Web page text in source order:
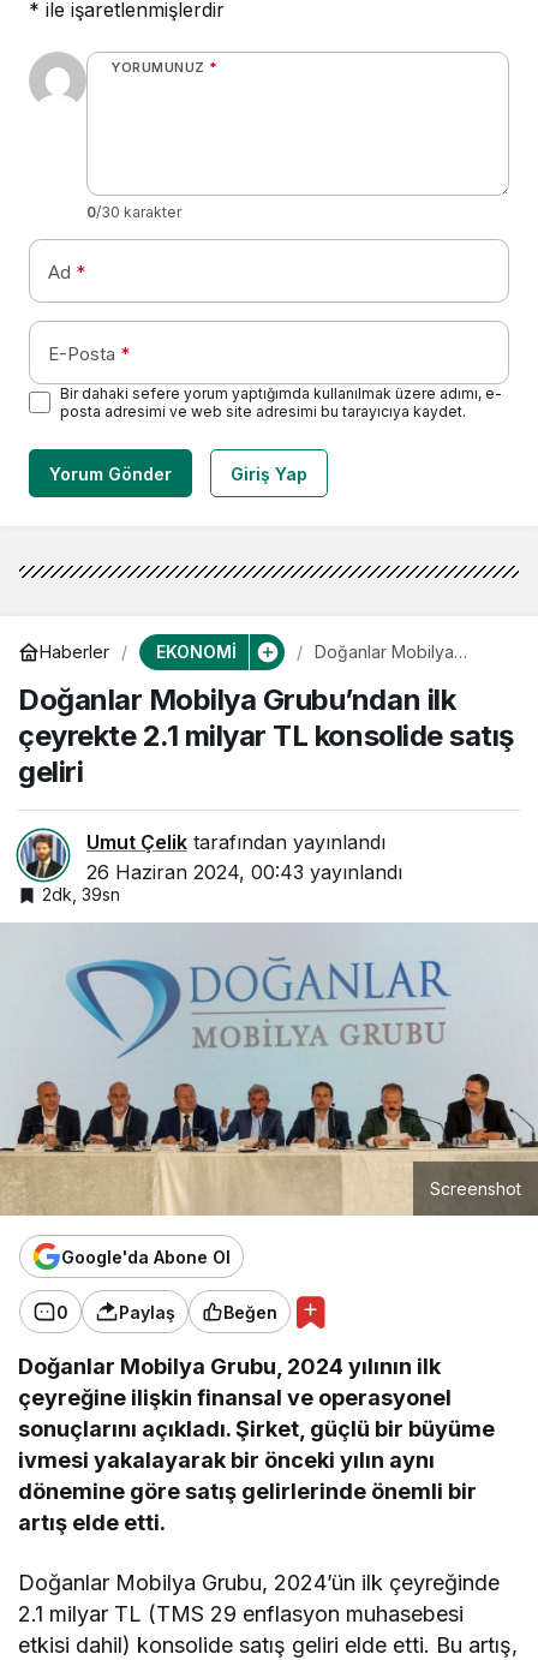
* ile işaretlenmişlerdir
YORUMUNUZ *
0/30 karakter
Ad *
E-Posta *
Bir dahaki sefere yorum yaptığımda kullanılmak üzere adımı, e-
posta adresimi ve web site adresimi bu tarayıcıya kaydet.
Yorum Gönder Giriş Yap
Haberler EKONOMİ
Doğanlar Mobilya
2.1 milyar TL konsolide
satış geliri
Doğanlar Mobilya Grubu’ndan ilk
çeyrekte 2.1 milyar TL konsolide satış
geliri
Umut Çelik tarafından yayınlandı
26 Haziran 2024, 00:43 yayınlandı
2dk, 39sn
Screenshot
Google'da Abone Ol
0 Paylaş Beğen
Doğanlar Mobilya Grubu, 2024 yılının ilk
çeyreğine ilişkin finansal ve operasyonel
sonuçlarını açıkladı. Şirket, güçlü bir büyüme
ivmesi yakalayarak bir önceki yılın aynı
dönemine göre satış gelirlerinde önemli bir
artış elde etti.
Doğanlar Mobilya Grubu, 2024’ün ilk çeyreğinde
2.1 milyar TL (TMS 29 enflasyon muhasebesi
etkisi dahil) konsolide satış geliri elde etti. Bu artış,